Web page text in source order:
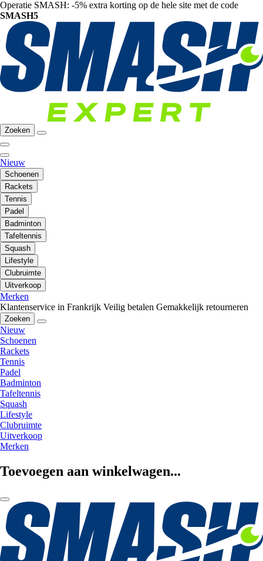
Operatie SMASH: -5% extra korting op de hele site met de code
SMASH5
Zoeken
Nieuw
Schoenen
Rackets
Tennis
Padel
Badminton
Tafeltennis
Squash
Lifestyle
Clubruimte
Uitverkoop
Merken
Klantenservice in Frankrijk Veilig betalen Gemakkelijk retourneren
Zoeken
Nieuw
Schoenen
Rackets
Tennis
Padel
Badminton
Tafeltennis
Squash
Lifestyle
Clubruimte
Uitverkoop
Merken
Toevoegen aan winkelwagen...